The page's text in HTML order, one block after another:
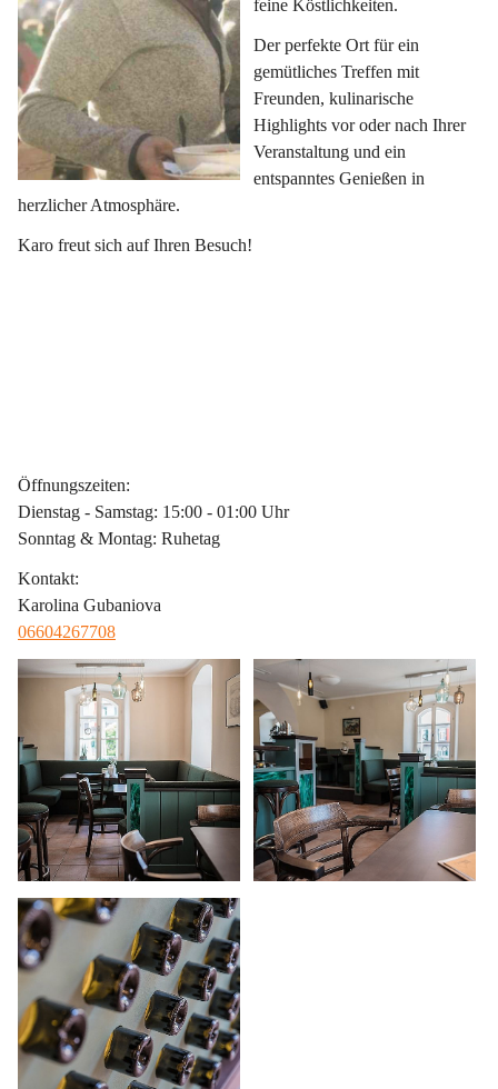
feine Köstlichkeiten.
Der perfekte Ort für ein
gemütliches Treffen mit
Freunden, kulinarische
Highlights vor oder nach Ihrer
Veranstaltung und ein
entspanntes Genießen in
herzlicher Atmosphäre.
Karo freut sich auf Ihren Besuch!
Öffnungszeiten:
Dienstag - Samstag: 15:00 - 01:00 Uhr
Sonntag & Montag: Ruhetag
Kontakt:
Karolina Gubaniova
06604267708